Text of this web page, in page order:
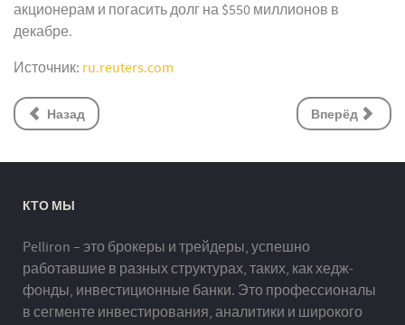
акционерам и погасить долг на $550 миллионов в
декабре.
Источник: ru.reuters.com
Назад Вперёд
КТО МЫ
Pelliron – это брокеры и трейдеры, успешно
работавшие в разных структурах, таких, как хедж-
фонды, инвестиционные банки. Это профессионалы
в сегменте инвестирования, аналитики и широкого